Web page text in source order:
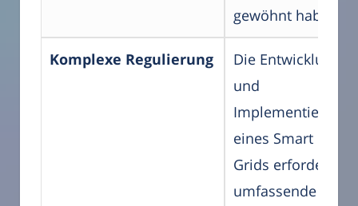
gewöhnt haben.
Komplexe Regulierung
Die Entwicklung
und
Implementierung
eines Smart
Grids erfordert
umfassende